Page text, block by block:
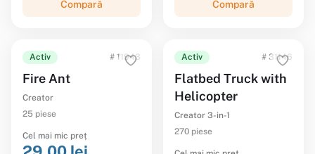
Compară Compară
Activ # 11943
Fire Ant
Creator
25 piese
Cel mai mic preț
Activ # 31146
Flatbed Truck with
Helicopter
Creator 3-in-1
270 piese